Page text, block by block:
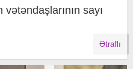
sayı
Ətraflı